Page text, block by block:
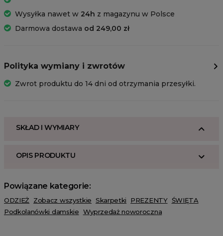
Wysyłka nawet w 24h z magazynu w Polsce
Darmowa dostawa od 249,00 zł
Polityka wymiany i zwrotów
Zwrot produktu do 14 dni od otrzymania przesyłki.
SKŁAD I WYMIARY
OPIS PRODUKTU
Powiązane kategorie:
ODZIEŻ Zobacz wszystkie Skarpetki PREZENTY ŚWIĘTA
Podkolanówki damskie Wyprzedaż noworoczna